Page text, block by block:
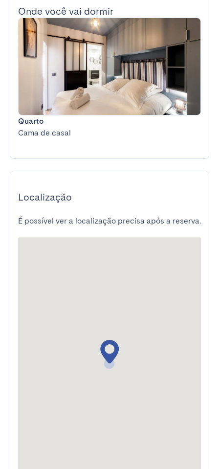
Onde você vai dormir
Quarto
Cama de casal
Localização
É possível ver a localização precisa após a reserva.